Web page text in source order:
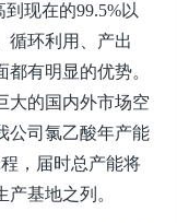
现在的99.5%以
循环利用、产出
有明显的优势。
大的国内外市场空
公司氯乙酸年产能
，届时总产能将
基地之列。